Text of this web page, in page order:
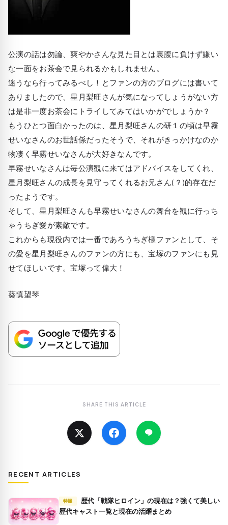
公演の話は勿論、爽やかさんな見た目とは裏腹に負けず嫌い
な一面をお茶会で見られるかもしれません。
迷うなら行ってみるべし！とファンの方のブログには書いて
ありましたので、星月梨旺さんが気になってしょうがない方
は是非一度お茶会にトライしてみてはいかがでしょうか？
もうひとつ面白かったのは、星月梨旺さんの研１の頃は早霧
せいなさんのお世話係だったそうで、それがきっかけなのか
物凄く早霧せいなさんが大好きなんです。
早霧せいなさんは毎公演観に来てはアドバイスをしてくれ、
星月梨旺さんの成長を見守ってくれるお兄さん(？)的存在だ
ったようです。
そして、星月梨旺さんも早霧せいなさんの舞台を観に行っち
ゃうちぎ愛が素敵です。
これからも現役内では一番であろうちぎ様ファンとして、そ
の愛を星月梨旺さんのファンの方にも、宝塚のファンにも見
せてほしいです。宝塚って偉大！
葵慎望琴
SHARE THIS ARTICLE
RECENT ARTICLES
特撮
歴代キャスト一覧と現在の活躍まとめ